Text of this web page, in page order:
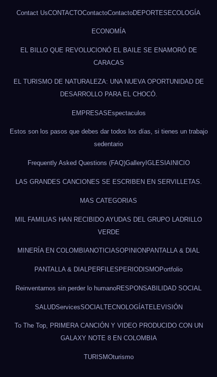
Contact UsCONTACTOContactoContactoDEPORTESECOLOGÍA
ECONOMÍA
EL BILLO QUE REVOLUCIONÓ EL BAILE SE ENAMORÓ DE
CARACAS
EL TURISMO DE NATURALEZA: UNA NUEVA OPORTUNIDAD DE
DESARROLLO PARA EL CHOCÓ.
EMPRESASEspectaculos
Estos son los pasos que debes dar todos los días, si tienes un trabajo
sedentario
Frequently Asked Questions (FAQ)GalleryIGLESIAINICIO
LAS GRANDES CANCIONES SE ESCRIBEN EN SERVILLETAS.
MAS CATEGORIAS
MIL FAMILIAS HAN RECIBIDO AYUDAS DEL GRUPO LADRILLO
VERDE
MINERÍA EN COLOMBIANOTICIASOPINION PANTALLA & DIAL
PANTALLA & DIALPERFILES PERIODISMOPortfolio
Reinventarnos sin perder lo humanoRESPONSABILIDAD SOCIAL
SALUDServicesSOCIAL TECNOLOGÍATELEVISIÓN
To The Top, PRIMERA CANCIÓN Y VIDEO PRODUCIDO CON UN
GALAXY NOTE 8 EN COLOMBIA
TURISMOturismo